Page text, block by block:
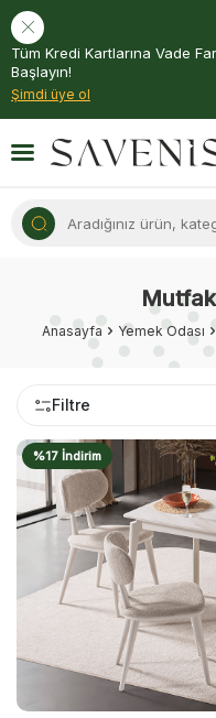
Tüm Kredi Kartlarına Vade
Başlayın!
Şimdi üye ol
Mutfak
Anasayfa Yemek Odası
Filtre
%17 İndirim